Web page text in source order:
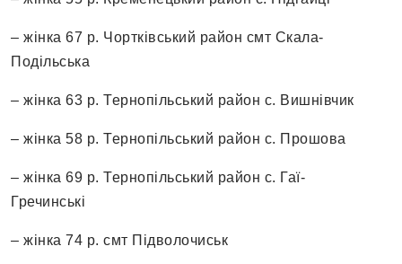
– жінка 67 р. Чортківський район смт Скала-
Подільська
– жінка 63 р. Тернопільський район с. Вишнівчик
– жінка 58 р. Тернопільський район с. Прошова
– жінка 69 р. Тернопільський район с. Гаї-
Гречинські
– жінка 74 р. смт Підволочиськ